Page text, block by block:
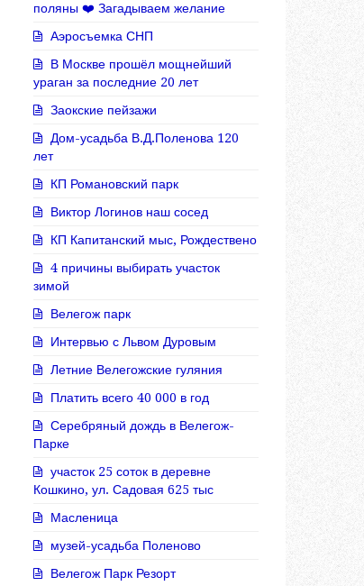
поляны ❤️ Загадываем желание
Аэросъемка СНП
В Москве прошёл мощнейший
ураган за последние 20 лет
Заокские пейзажи
Дом-усадьба В.Д.Поленова 120
лет
КП Романовский парк
Виктор Логинов наш сосед
КП Капитанский мыс, Рождествено
4 причины выбирать участок
зимой
Велегож парк
Интервью с Львом Дуровым
Летние Велегожские гуляния
Платить всего 40 000 в год
Серебряный дождь в Велегож-
Парке
участок 25 соток в деревне
Кошкино, ул. Садовая 625 тыс
Масленица
музей-усадьба Поленово
Велегож Парк Резорт